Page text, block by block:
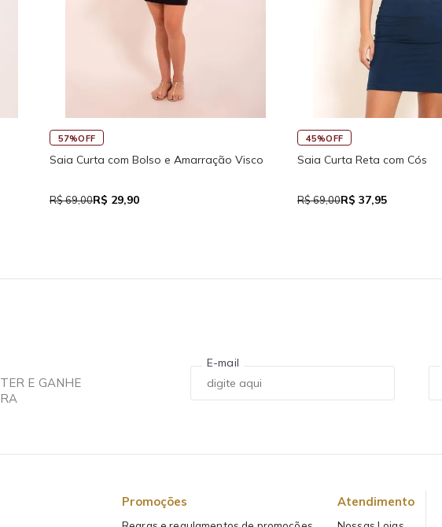
57%OFF
Saia Curta com Bolso e Amarração Visco
R$ 69,00R$ 29,90
45%OFF
Saia Curta Reta com Cós
R$ 69,00R$ 37,95
E GANHE
E-mail
Promoções Atendimento